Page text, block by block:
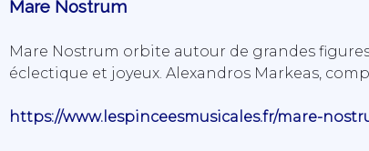
Mare Nostrum
Mare Nostrum orbite autour de grandes
éclectique et joyeux. Alexandros Markeas,
https://www.lespinceesmusicales.fr/mare-